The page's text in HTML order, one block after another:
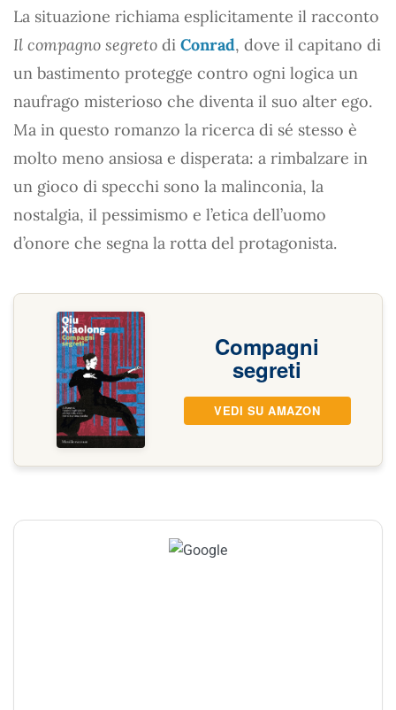
La situazione richiama esplicitamente il racconto
Il compagno segreto di Conrad, dove il capitano di
un bastimento protegge contro ogni logica un
naufrago misterioso che diventa il suo alter ego.
Ma in questo romanzo la ricerca di sé stesso è
molto meno ansiosa e disperata: a rimbalzare in
un gioco di specchi sono la malinconia, la
nostalgia, il pessimismo e l’etica dell’uomo
d’onore che segna la rotta del protagonista.
Compagni
segreti
VEDI SU AMAZON